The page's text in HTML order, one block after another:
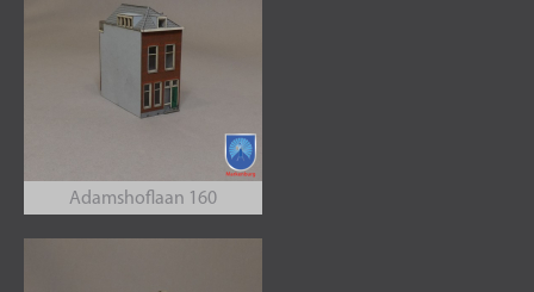
Adamshoflaan 160